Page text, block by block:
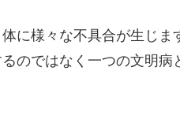
に様々な不具合が生じ
のではなく一つの文明